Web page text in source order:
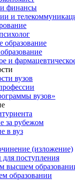
финансы
и
образование
и
вузов
вузов»
за рубежом
в вуз
(изложение)
поступления
высшем
образовании